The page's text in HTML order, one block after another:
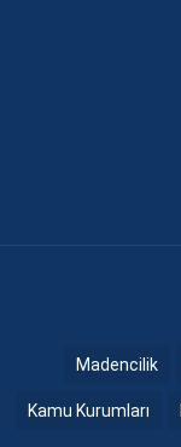
Madencilik
Kamu Kurumları